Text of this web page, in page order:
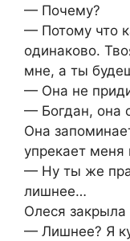
— Почему?
— Потому что
одинаково.
мне, а ты
— Она не
— Богдан, она
Она
упрекает меня
— Ну ты же
лишнее…
Олеся закрыла
— Лишнее? Я